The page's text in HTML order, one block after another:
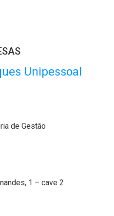
Unipessoal
de Gestão
1 – cave 2